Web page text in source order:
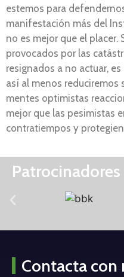
estemos para
manifestación más del
no es mejor que el
provocados por las
resignados a no actuar,
así al menos reduciremos
mentes optimistas
mejor que las pesimistas
contratiempos y
Patrocinadores
Contacta con